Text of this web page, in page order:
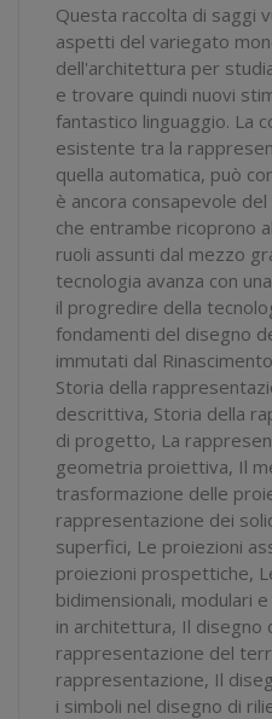
Questa raccolta di saggi
aspetti del variegato
dell'architettura per
e trovare quindi nuovi
fantastico linguaggio. La
esistente tra la
quella automatica, può
è ancora consapevole
che entrambe ricoprono
ruoli assunti dal mezzo
tecnologia avanza con
il progredire della
fondamenti del disegno
immutati dal
Storia della
descrittiva, Storia della
di progetto, La
geometria proiettiva, Il
trasformazione delle
rappresentazione dei
superfici, Le proiezioni
proiezioni prospettiche,
bidimensionali, modulari
in architettura, Il disegno
rappresentazione del
rappresentazione, Il
i simboli nel disegno di